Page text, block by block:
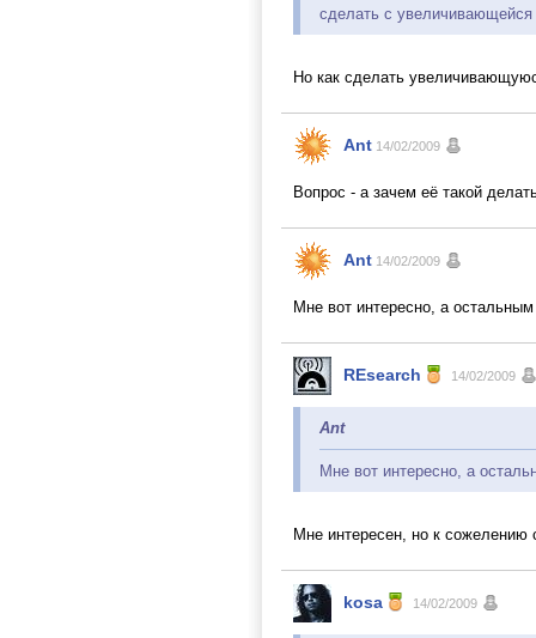
сделать с
Но как сделать
Ant 14/02/2009
Вопрос - а зачем её такой
Ant 14/02/2009
Мне вот интересно, а
REsearch 14/02/2009
Ant
Мне вот интересно, а
Мне интересен, но к сожелению
kosa 14/02/2009